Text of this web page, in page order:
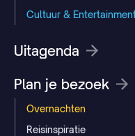
Cultuur &
Uitagenda
Plan je bezoek
Overnachten
Reisinspiratie